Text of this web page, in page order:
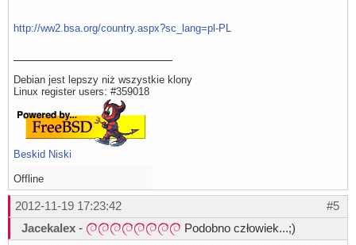
http://ww2.bsa.org/country.aspx?sc_lang=pl-PL
Debian jest lepszy niż wszystkie klony
Linux register users: #359018
Beskid Niski
Offline
#5
2012-11-19 17:23:42
Jacekalex - Podobno człowiek...;)